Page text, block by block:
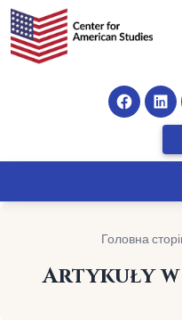
Головна
Artykuły